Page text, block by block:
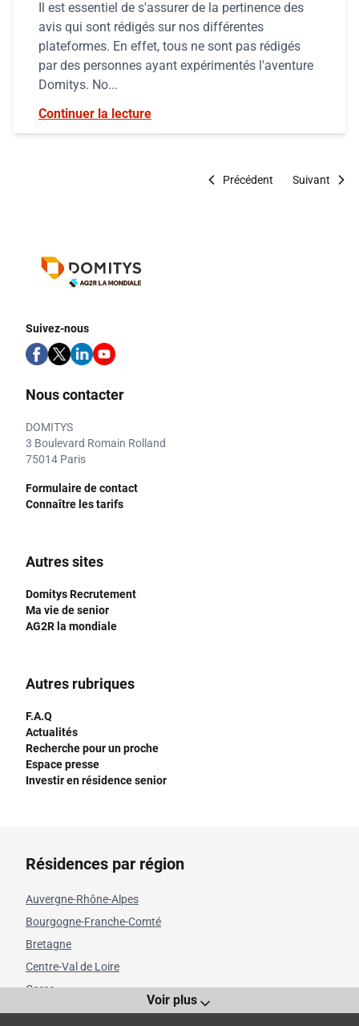
Il est essentiel de s'assurer de la pertinence des
avis qui sont rédigés sur nos différentes
plateformes. En effet, tous ne sont pas rédigés
par des personnes ayant expérimentés l'aventure
Domitys. No...
Continuer la lecture
Précédent Suivant
Suivez-nous
Nous contacter
DOMITYS
3 Boulevard Romain Rolland
75014 Paris
Formulaire de contact
Connaître les tarifs
Autres sites
Domitys Recrutement
Ma vie de senior
AG2R la mondiale
Autres rubriques
F.A.Q
Actualités
Recherche pour un proche
Espace presse
Investir en résidence senior
Résidences par région
Auvergne-Rhône-Alpes
Bourgogne-Franche-Comté
Bretagne
Centre-Val de Loire
Corse
Grand Est
Voir plus